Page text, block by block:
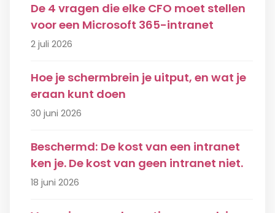
De 4 vragen die elke CFO moet stellen
voor een Microsoft 365-intranet
2 juli 2026
Hoe je schermbrein je uitput, en wat je
eraan kunt doen
30 juni 2026
Beschermd: De kost van een intranet
ken je. De kost van geen intranet niet.
18 juni 2026